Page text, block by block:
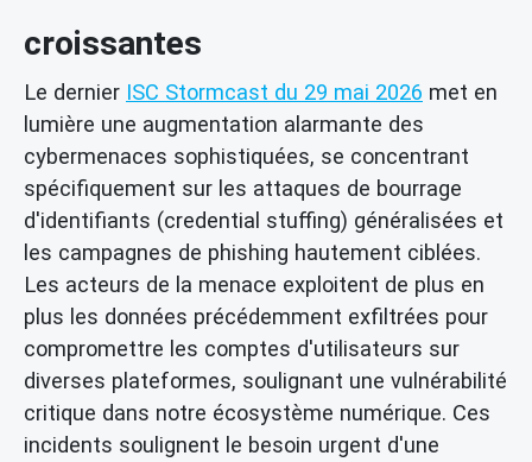
croissantes
Le dernier ISC Stormcast du 29 mai 2026 met en
lumière une augmentation alarmante des
cybermenaces sophistiquées, se concentrant
spécifiquement sur les attaques de bourrage
d'identifiants (credential stuffing) généralisées et
les campagnes de phishing hautement ciblées.
Les acteurs de la menace exploitent de plus en
plus les données précédemment exfiltrées pour
compromettre les comptes d'utilisateurs sur
diverses plateformes, soulignant une vulnérabilité
critique dans notre écosystème numérique. Ces
incidents soulignent le besoin urgent d'une